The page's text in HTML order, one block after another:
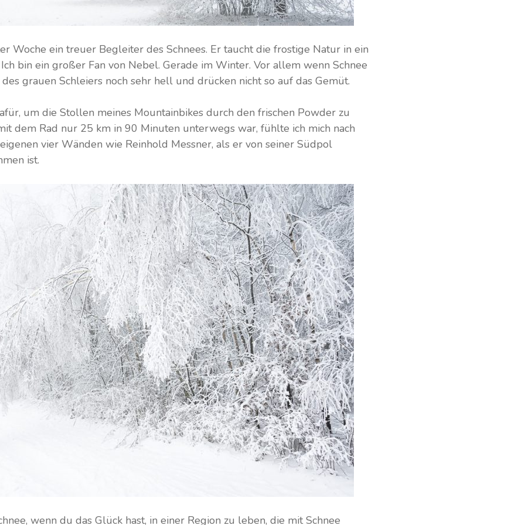
Woche ein treuer Begleiter des Schnees. Er taucht die frostige Natur in ein
bin ein großer Fan von Nebel. Gerade im Winter. Vor allem wenn Schnee
grauen Schleiers noch sehr hell und drücken nicht so auf das Gemüt.
um die Stollen meines Mountainbikes durch den frischen Powder zu
dem Rad nur 25 km in 90 Minuten unterwegs war, fühlte ich mich nach
vier Wänden wie Reinhold Messner, als er von seiner Südpol
ist.
wenn du das Glück hast, in einer Region zu leben, die mit Schnee